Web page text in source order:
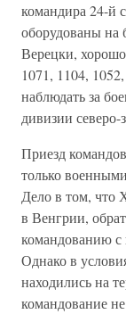
командира 24-й
оборудованы на
Верецки,
1071, 1104,
наблюдать за
дивизии
Приезд
только
Дело в том, что
в Венгрии,
командованию с
Однако в
находились на
командование